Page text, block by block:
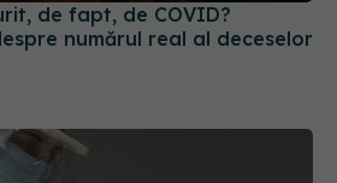
de fapt, de COVID?
numărul real al deceselor